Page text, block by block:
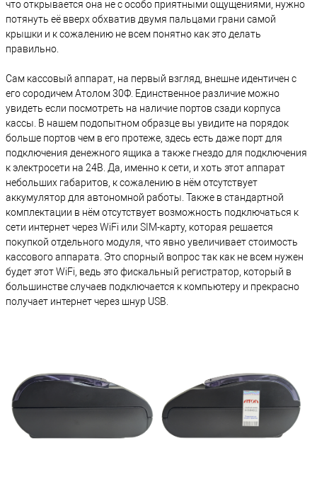
что открывается она не с особо приятными ощущениями, нужно
потянуть её вверх обхватив двумя пальцами грани самой
крышки и к сожалению не всем понятно как это делать
правильно.
Сам кассовый аппарат, на первый взгляд, внешне идентичен с
его сородичем Атолом 30Ф. Единственное различие можно
увидеть если посмотреть на наличие портов сзади корпуса
кассы. В нашем подопытном образце вы увидите на порядок
больше портов чем в его протеже, здесь есть даже порт для
подключения денежного ящика а также гнездо для подключения
к электросети на 24В. Да, именно к сети, и хоть этот аппарат
небольших габаритов, к сожалению в нём отсутствует
аккумулятор для автономной работы. Также в стандартной
комплектации в нём отсутствует возможность подключаться к
сети интернет через WiFi или SIM-карту, которая решается
покупкой отдельного модуля, что явно увеличивает стоимость
кассового аппарата. Это спорный вопрос так как не всем нужен
будет этот WiFi, ведь это фискальный регистратор, который в
большинстве случаев подключается к компьютеру и прекрасно
получает интернет через шнур USB.